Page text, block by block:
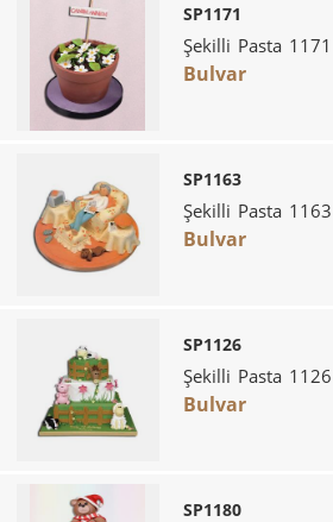
SP1171
Şekilli Pasta 1171
Bulvar
SP1163
Şekilli Pasta 1163
Bulvar
SP1126
Şekilli Pasta 1126
Bulvar
SP1180